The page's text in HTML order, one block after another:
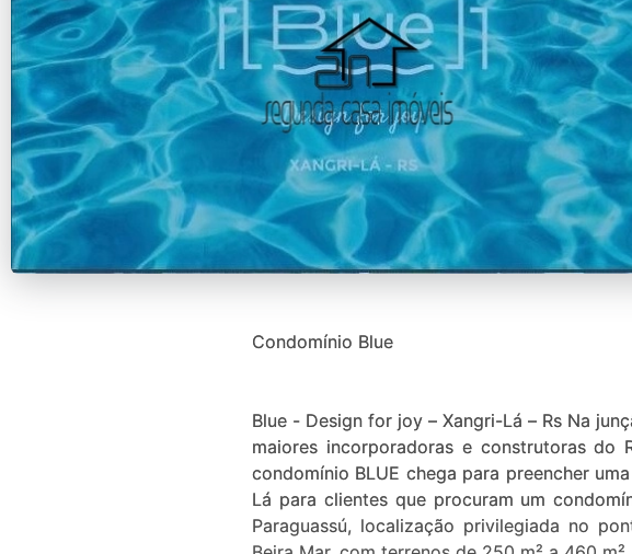
Condomínio Blue
Blue - Design for joy – Xangri-Lá – Rs Na
maiores incorporadoras e construtoras do
condomínio BLUE chega para preencher
Lá para clientes que procuram um
Paraguassú, localização privilegiada no